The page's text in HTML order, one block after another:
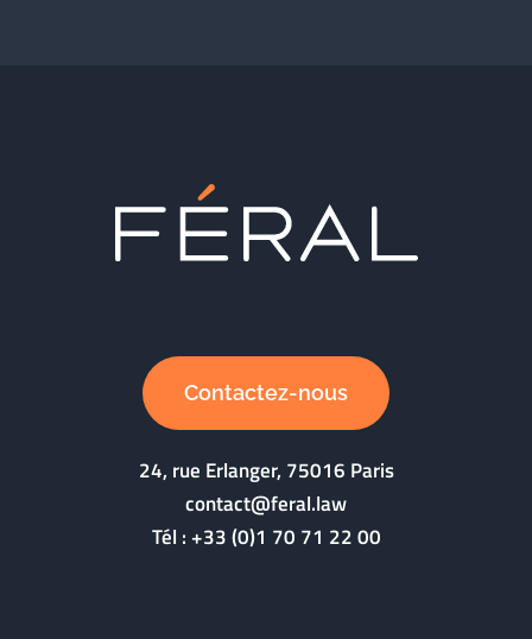
Contactez-nous
24, rue Erlanger, 75016 Paris
contact@feral.law
Tél :+33 (0)1 70 71 22 00